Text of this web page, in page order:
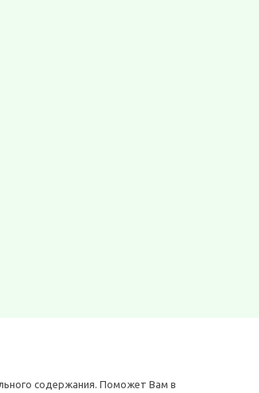
содержания. Поможет Вам в